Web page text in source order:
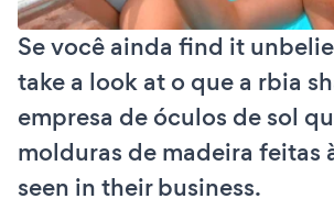
Se você ainda find it
take a look at o que a rbia
empresa de óculos de sol
molduras de madeira feitas
seen in their business.